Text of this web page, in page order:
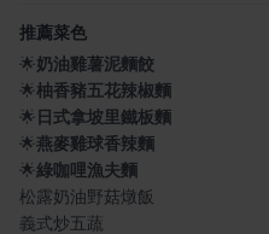
推薦菜色
🌟奶油雞薯泥麵餃
🌟柚香豬五花辣椒麵
🌟 日式拿坡里鐵板麵
🌟燕麥雞球香辣麵
🌟綠咖哩漁夫麵
松露奶油野菇燉飯
義式炒五蔬